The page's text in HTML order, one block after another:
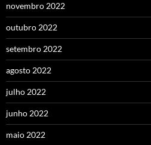
novembro 2022
outubro 2022
setembro 2022
agosto 2022
julho 2022
junho 2022
maio 2022